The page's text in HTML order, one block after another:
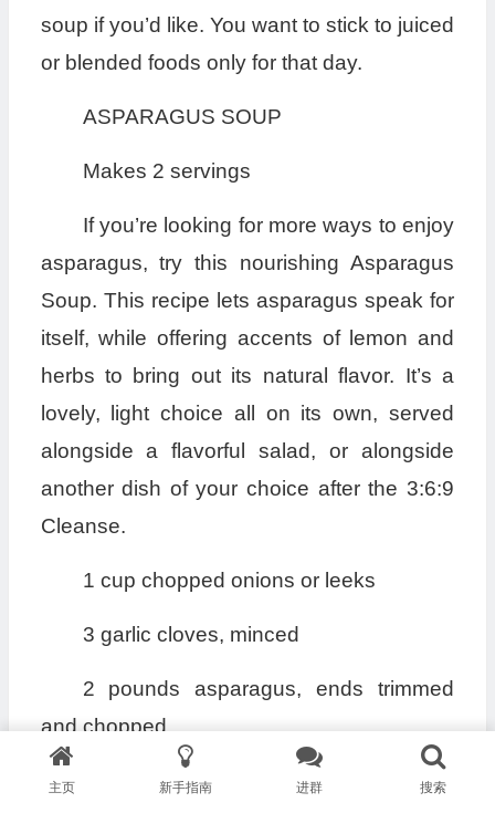
soup if you’d like. You want to stick to juiced
or blended foods only for that day.
ASPARAGUS SOUP
Makes 2 servings
If you’re looking for more ways to enjoy
asparagus, try this nourishing Asparagus
Soup. This recipe lets asparagus speak for
itself, while offering accents of lemon and
herbs to bring out its natural flavor. It’s a
lovely, light choice all on its own, served
alongside a flavorful salad, or alongside
another dish of your choice after the 3:6:9
Cleanse.
1 cup chopped onions or leeks
3 garlic cloves, minced
2 pounds asparagus, ends trimmed
and chopped
3 cups water or Liver Rescue Broth
主页 新手指南 进群 搜索